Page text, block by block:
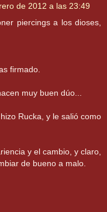
de 2012 a las 23:49
piercings a los dioses,
firmado.
muy buen dúo...
Rucka, y le salió como
y el cambio, y claro,
de bueno a malo.